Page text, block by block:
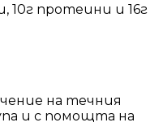
10г протеини и 16г
на течния
и с помощта на